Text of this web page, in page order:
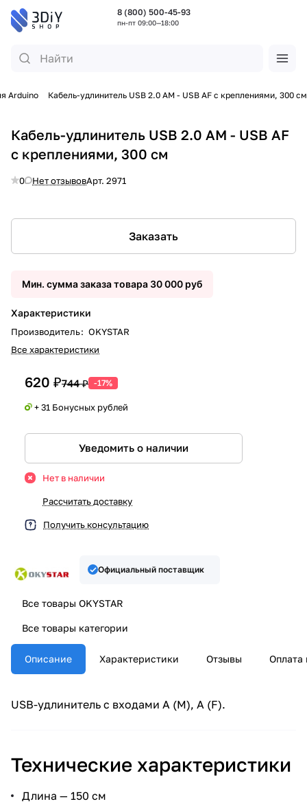
8 (800) 500-45-93
пн-пт 09:00—18:00
Arduino Кабель-удлинитель USB 2.0 AM - USB AF с креплениями, 300 см
Кабель-удлинитель USB 2.0 AM - USB AF
с креплениями, 300 см
0 Нет отзывовАрт. 2971
Заказать
Мин. сумма заказа товара 30 000 руб
Характеристики
Производитель: OKYSTAR
Все характеристики
620 ₽744 ₽ -17%
+ 31 Бонусных рублей
Уведомить о наличии
Нет в наличии
Рассчитать доставку
Получить консультацию
Официальный поставщик
Все товары OKYSTAR
Все товары категории
Описание Характеристики Отзывы Оплата
USB-удлинитель с входами A (M), A (F).
Технические характеристики
Длина — 150 см